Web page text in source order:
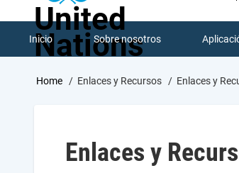
United
Nations
Inicio Sobre nosotros
Breadcrumb
Home Enlaces y Recursos Enlaces y
Enlaces y